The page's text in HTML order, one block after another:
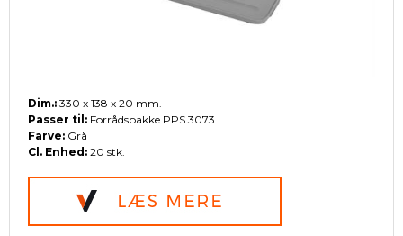
Dim.: 330 x 138 x 20 mm.
Passer til: Forrådsbakke PPS 3073
Farve: Grå
Cl. Enhed: 20 stk.